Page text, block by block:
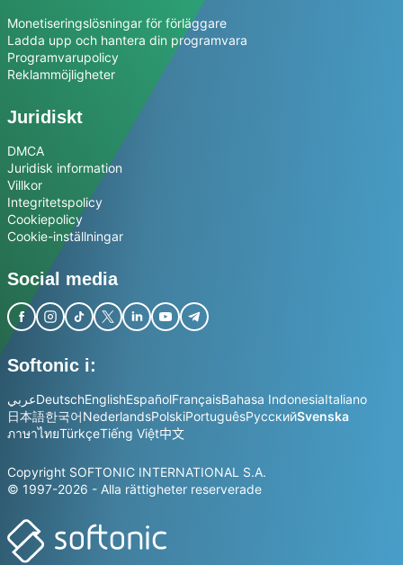
Monetiseringslösningar för förläggare
Ladda upp och hantera din programvara
Programvarupolicy
Reklammöjligheter
Juridiskt
DMCA
Juridisk information
Villkor
Integritetspolicy
Cookiepolicy
Cookie-inställningar
Social media
Softonic i:
عربيDeutschEnglishEspañolFrançaisBahasa IndonesiaItaliano
日本語한국어NederlandsPolskiPortuguêsРусскийSvenska
ภาษาไทยTürkçeTiếng Việt中文
Copyright SOFTONIC INTERNATIONAL S.A.
© 1997-2026 - Alla rättigheter reserverade